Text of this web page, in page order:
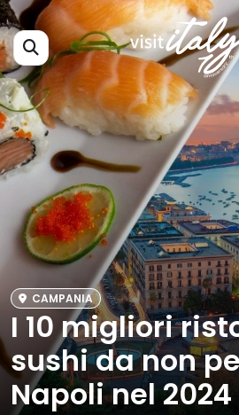
CAMPANIA
I 10 migliori
sushi da non
Napoli nel 2024